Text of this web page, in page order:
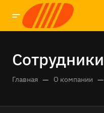
Сотрудники
Главная — О компании —